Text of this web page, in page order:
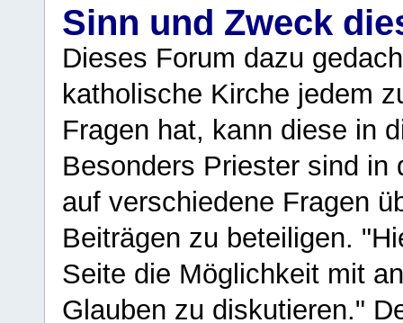
Sinn und Zweck
Dieses Forum dazu
katholische Kirche jedem
Fragen hat, kann diese in
Besonders Priester sind in
auf verschiedene Fragen
Beiträgen zu beteiligen.
Seite die Möglichkeit mit
Glauben zu diskutieren."